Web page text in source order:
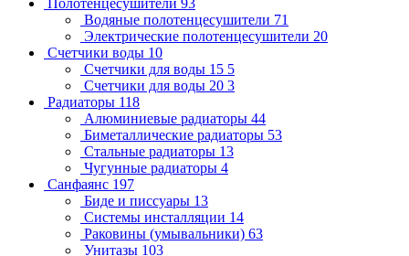
Полотенцесушители 93
Водяные полотенцесушители 71
Электрические полотенцесушители 20
Счетчики воды 10
Счетчики для воды 15 5
Счетчики для воды 20 3
Радиаторы 118
Алюминиевые радиаторы 44
Биметаллические радиаторы 53
Стальные радиаторы 13
Чугунные радиаторы 4
Санфаянс 197
Биде и писсуары 13
Системы инсталляции 14
Раковины (умывальники) 63
Унитазы 103